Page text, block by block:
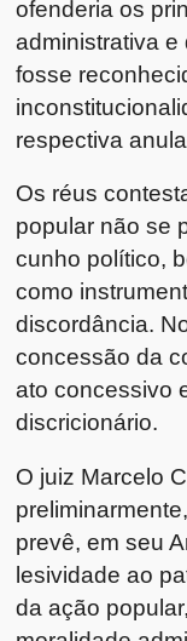
ofenderia os
administrativa
fosse
respectiva
Os réus
popular não se
cunho político,
como
discordância.
concessão da
ato concessivo
discricionário.
O juiz Marcelo
prevê, em seu
lesividade ao
da ação